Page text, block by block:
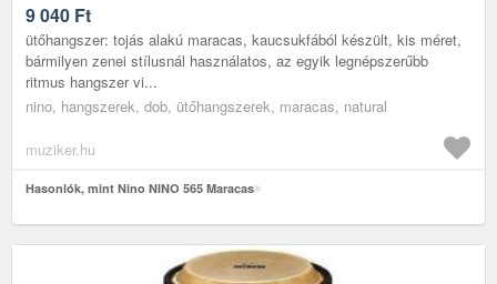
9 040 Ft
ütőhangszer: tojás alakú maracas, kaucsukfából készült, kis méret,
bármilyen zenei stílusnál használatos, az egyik legnépszerűbb
ritmus hangszer vi...
nino, hangszerek, dob, ütőhangszerek, maracas, natural
muziker.hu
Hasonlók, mint Nino NINO 565 Maracas